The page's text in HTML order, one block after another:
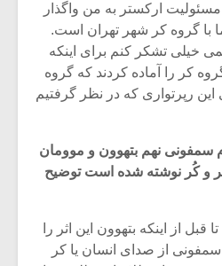
مسئولیت ارکستر به من واگذار
با گروه کر شهر تهران است.
خیلی تشکر کنم برای اینکه
کر را آماده کردند که گروه
رپرتواری که در نظر گرفتیم
سمفونی نهم بتهوون و موومان
و کُر نوشته شده است توضیح
از اینکه بتهوون این اثر را
از صدای انسان یا کر
موسیقی
دوره